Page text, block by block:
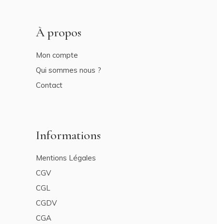
À propos
Mon compte
Qui sommes nous ?
Contact
Informations
Mentions Légales
CGV
CGL
CGDV
CGA